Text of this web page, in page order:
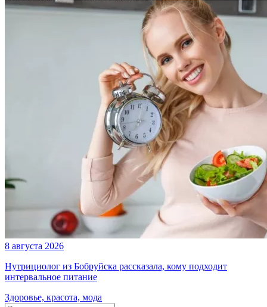
8 августа 2026
Нутрициолог из Бобруйска рассказала, кому подходит
интервальное питание
Здоровье, красота, мода